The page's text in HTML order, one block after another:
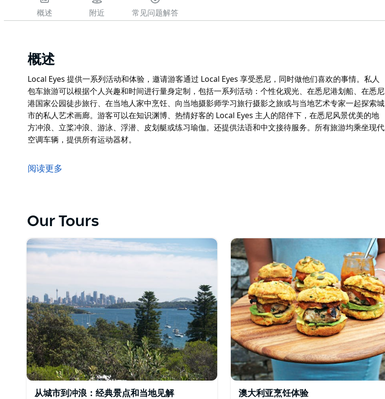
概述 附近 常见问题解答
概述
Local Eyes 提供一系列活动和体验，邀请游客通过 Local Eyes 享受悉尼，同时做他们喜欢的事情。私人
包车旅游可以根据个人兴趣和时间进行量身定制，包括一系列活动：个性化观光、在悉尼港划船、在悉尼
港国家公园徒步旅行、在当地人家中烹饪、向当地摄影师学习旅行摄影之旅或与当地艺术专家一起探索城
市的私人艺术画廊。游客可以在知识渊博、热情好客的 Local Eyes 主人的陪伴下，在悉尼风景优美的地
方冲浪、立桨冲浪、游泳、浮潜、皮划艇或练习瑜伽。还提供法语和中文接待服务。所有旅游均乘坐现代
空调车辆，提供所有运动器材。
包车旅游可以根据个人兴趣和时间进行量身定制，包括一系列活动：个性化观光、在悉尼港划船、在悉尼
港国家公园徒步旅行、在当地人家中烹饪、向当地摄影师学习旅行摄影之旅或与当地艺术专家一起探索城
阅读更多
Our Tours
从城市到冲浪：经典景点和当地见解 澳大利亚烹饪体验